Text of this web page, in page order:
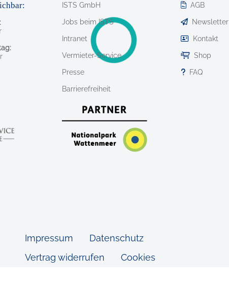
ISTS GmbH
Jobs beim ISTS
Intranet
Vermieter-Service
Presse
Barrierefreiheit
AGB
Newsletter
Kontakt
Shop
FAQ
Impressum
Datenschutz
Vertrag widerrufen
Cookies